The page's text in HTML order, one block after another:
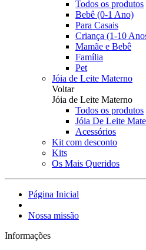
Todos os produtos
Bebê (0-1 Ano)
Para Casais
Criança (1-10
Mamãe e Bebê
Família
Pet
Jóia de Leite Materno
Voltar
Jóia de Leite Materno
Todos os produtos
Jóia De Leite
Acessórios
Kit com desconto
Kits
Os Mais Queridos
Página Inicial
Nossa missão
Informações